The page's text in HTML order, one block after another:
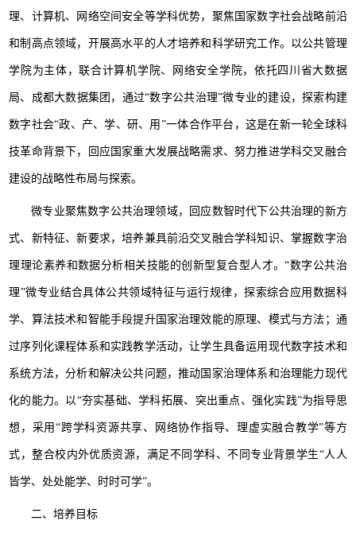
理、计算机、网络空间安全等学科优势，聚焦国家数字社会战略前沿
和制高点领域，开展高水平的人才培养和科学研究工作。以公共管理
学院为主体，联合计算机学院、网络安全学院，依托四川省大数据
局、成都大数据集团，通过“数字公共治理”微专业的建设，探索构建
数字社会“政、产、学、研、用”一体合作平台，这是在新一轮全球科
技革命背景下，回应国家重大发展战略需求、努力推进学科交叉融合
建设的战略性布局与探索。
微专业聚焦数字公共治理领域，回应数智时代下公共治理的新方
式、新特征、新要求，培养兼具前沿交叉融合学科知识、掌握数字治
理理论素养和数据分析相关技能的创新型复合型人才。“数字公共治
理”微专业结合具体公共领域特征与运行规律，探索综合应用数据科
学、算法技术和智能手段提升国家治理效能的原理、模式与方法；通
过序列化课程体系和实践教学活动，让学生具备运用现代数字技术和
系统方法，分析和解决公共问题，推动国家治理体系和治理能力现代
化的能力。以“夯实基础、学科拓展、突出重点、强化实践”为指导思
想，采用“跨学科资源共享、网络协作指导、理虚实融合教学”等方
式，整合校内外优质资源，满足不同学科、不同专业背景学生“人人
皆学、处处能学、时时可学”。
二、培养目标